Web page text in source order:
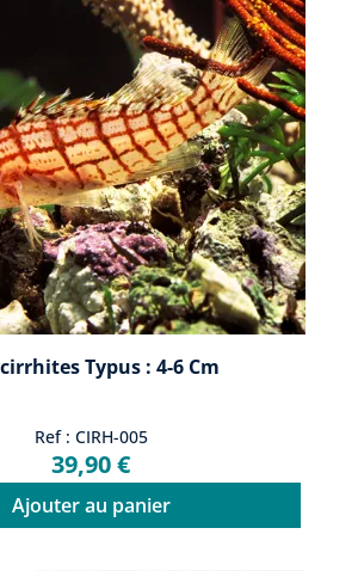
Typus : 4-6 Cm
Ref : CIRH-005
39,90 €
Ajouter au panier